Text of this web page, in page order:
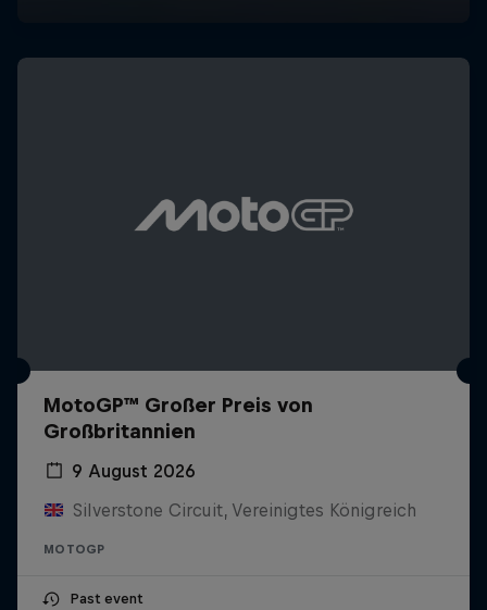
MotoGP™ Großer Preis von
Großbritannien
9 August 2026
Silverstone Circuit, Vereinigtes Königreich
MOTOGP
Past event